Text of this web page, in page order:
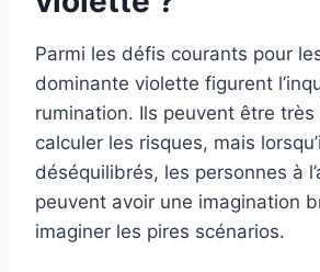
Parmi les défis courants pour
dominante violette figurent
rumination. Ils peuvent être
calculer les risques, mais
déséquilibrés, les personnes à
peuvent avoir une imagination
imaginer les pires scénarios.